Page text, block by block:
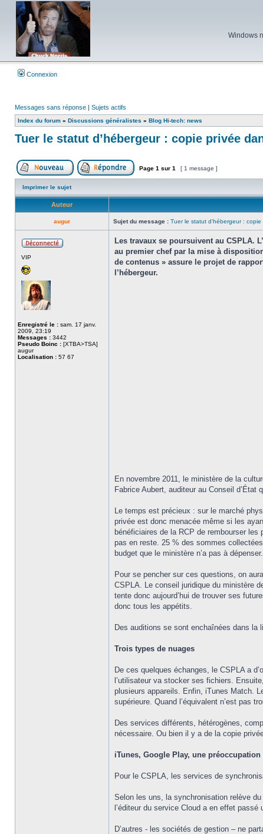
Windows
Connexion
Messages sans réponse | Sujets actifs
Index du forum » Discussions généralistes » Blog Hi-tech: news
Tuer le statut d’hébergeur : copie privée
Poster un nouveau sujetRépondre au sujet
Page 1 sur 1 [ 1 message ]
Imprimer le sujet
Auteur
augur Sujet du message : Tuer le statut d’hébergeur :
VIP
Enregistré le : sam. 17 janv.
2009, 23:19
Messages : 3442
Pseudo Boinc : [XTBA>TSA]
augur
Localisation : 57 67
Les travaux se poursuivent au CSPLA.
au premier chef par la mise à
de contenus » assure le projet de
l’hébergeur.
En novembre 2011, le ministère de la
Fabrice Aubert, auditeur au Conseil
Le temps est précieux : sur le marché
privée est donc menacée même si les
bénéficiaires de la RCP de rembourser les
pas en reste. 25 % des sommes
budget que le ministère n’a pas à
Pour se pencher sur ces questions, on
CSPLA. Le conseil juridique du ministère
tente donc aujourd’hui de trouver ses
donc tous les appétits.
Des auditions se sont enchaînées dans la
Trois types de nuages
De ces quelques échanges, le CSPLA a
l’utilisateur va stocker ses fichiers.
plusieurs appareils. Enfin, iTunes Match.
supérieure. Quand l’équivalent n’est pas
Des services différents, hétérogènes,
nécessaire. Ou bien il y a de la copie
iTunes, Google Play, une préoccupation
Pour le CSPLA, les services de
Selon les uns, la synchronisation relève
l’éditeur du service Cloud a en effet
D’autres - les sociétés de gestion – ne